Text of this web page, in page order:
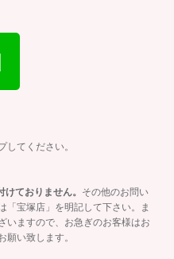
てください。
ておりません。 その他のお問い
「宝塚店」を明記して下さい。ま
いますので、お急ぎのお客様はお
い致します。